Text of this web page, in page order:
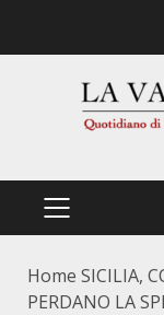
PRIMÄRES
Home SICILIA,
PERDANO LA